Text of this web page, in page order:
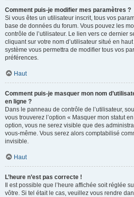
Comment puis-je modifier mes paramètres ?
Si vous êtes un utilisateur inscrit, tous vos
base de données du forum. Vous pouvez les
contrôle de l’utilisateur. Le lien vers ce dernier
cliquant sur votre nom d’utilisateur situé en
système vous permettra de modifier tous vos
préférences.
Haut
Comment puis-je masquer mon nom
en ligne ?
Dans le panneau de contrôle de l’utilisateur,
vous trouverez l’option « Masquer mon statut
option, vous ne serez visible que des
vous-même. Vous serez alors comptabilisé
invisible.
Haut
L’heure n’est pas correcte !
Il est possible que l’heure affichée soit réglée
vôtre. Si tel était le cas, veuillez vous rendre